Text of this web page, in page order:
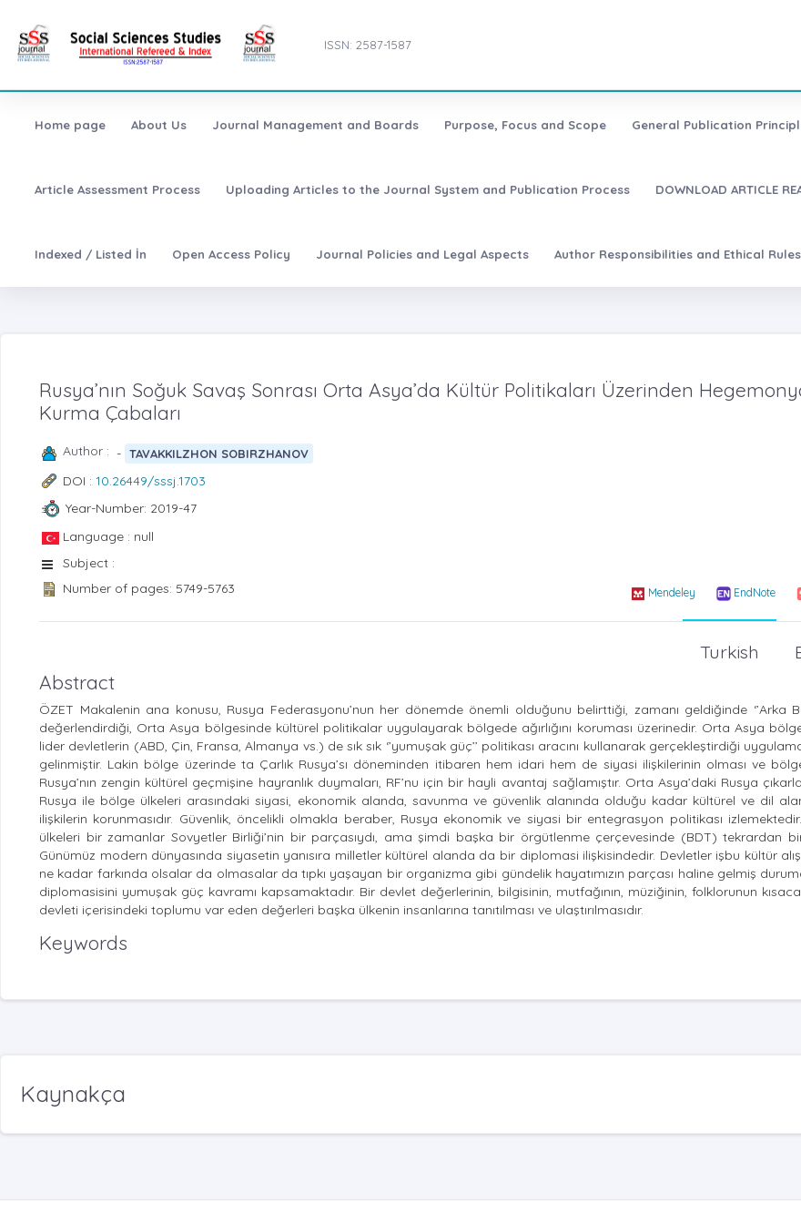
ISSN: 2587-1587
Home page About Us Journal Management and Boards Purpose, Focus and Scope General Publication
Article Assessment Process Uploading Articles to the Journal System and Publication Process DOWNLOAD ARTICLE
Indexed / Listed İn Open Access Policy Journal Policies and Legal Aspects Author Responsibilities and Ethical Rules
Rusya’nın Soğuk Savaş Sonrası Orta Asya’da Kültür Politikaları Üzerinden
Kurma Çabaları
Author : - TAVAKKILZHON SOBIRZHANOV
DOI : 10.26449/sssj.1703
Year-Number: 2019-47
Language : null
Subject :
Number of pages: 5749-5763
Mendeley EndNote
Turkish
Abstract
ÖZET Makalenin ana konusu, Rusya Federasyonu’nun her dönemde önemli olduğunu belirttiği, zamanı geldiğinde ‘’Arka
değerlendirdiği, Orta Asya bölgesinde kültürel politikalar uygulayarak bölgede ağırlığını koruması üzerinedir. Orta Asya
lider devletlerin (ABD, Çin, Fransa, Almanya vs.) de sık sık ‘’yumuşak güç’’ politikası aracını kullanarak gerçekleştirdiği
gelinmiştir. Lakin bölge üzerinde ta Çarlık Rusya’sı döneminden itibaren hem idari hem de siyasi ilişkilerinin olması ve
Rusya’nın zengin kültürel geçmişine hayranlık duymaları, RF’nu için bir hayli avantaj sağlamıştır. Orta Asya’daki Rusya
Rusya ile bölge ülkeleri arasındaki siyasi, ekonomik alanda, savunma ve güvenlik alanında olduğu kadar kültürel ve dil
ilişkilerin korunmasıdır. Güvenlik, öncelikli olmakla beraber, Rusya ekonomik ve siyasi bir entegrasyon politikası
ülkeleri bir zamanlar Sovyetler Birliği’nin bir parçasıydı, ama şimdi başka bir örgütlenme çerçevesinde (BDT) tekrardan
Günümüz modern dünyasında siyasetin yanısıra milletler kültürel alanda da bir diplomasi ilişkisindedir. Devletler işbu kültür
ne kadar farkında olsalar da olmasalar da tıpkı yaşayan bir organizma gibi gündelik hayatımızın parçası haline gelmiş
diplomasisini yumuşak güç kavramı kapsamaktadır. Bir devlet değerlerinin, bilgisinin, mutfağının, müziğinin, folklorunun
devleti içerisindeki toplumu var eden değerleri başka ülkenin insanlarına tanıtılması ve ulaştırılmasıdır.
Keywords
Kaynakça